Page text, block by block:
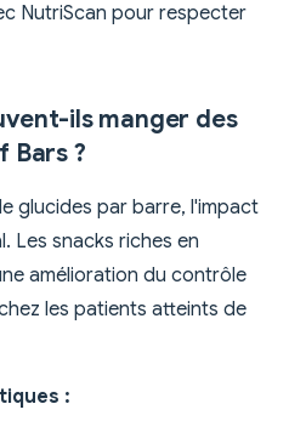
NutriScan pour respecter
ils manger des
Bars ?
glucides par barre, l'impact
Les snacks riches en
amélioration du contrôle
les patients atteints de
: